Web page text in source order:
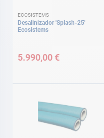
ECOSISTEMS
Desalinizador 'Splash-25'
Ecosistems
5.990,00 €